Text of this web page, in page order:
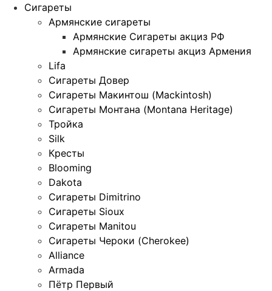
Сигареты
Армянские сигареты
Армянские Сигареты акциз РФ
Армянские сигареты акциз Армения
Lifa
Сигареты Довер
Сигареты Макинтош (Mackintosh)
Сигареты Монтана (Montana Heritage)
Тройка
Silk
Кресты
Blooming
Dakota
Сигареты Dimitrino
Сигареты Sioux
Сигареты Manitou
Сигареты Чероки (Cherokee)
Alliance
Armada
Пётр Первый